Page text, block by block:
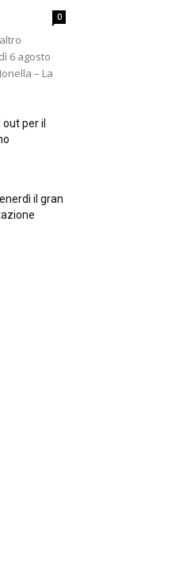
0
6 agosto
– La
per il
il gran